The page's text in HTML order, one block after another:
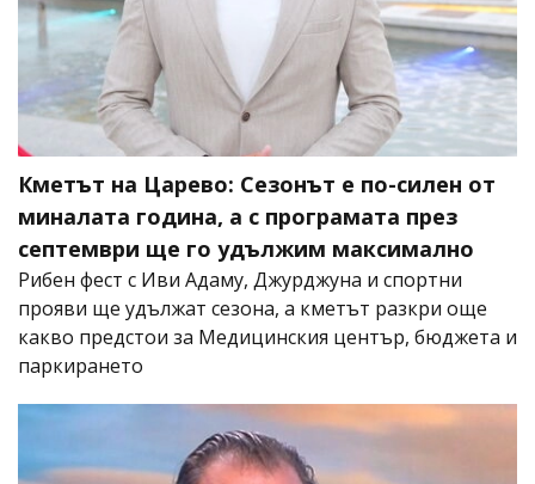
Кметът на Царево: Сезонът е по-силен от
миналата година, а с програмата през
септември ще го удължим максимално
Рибен фест с Иви Адаму, Джурджуна и спортни
прояви ще удължат сезона, а кметът разкри още
какво предстои за Медицинския център, бюджета и
паркирането